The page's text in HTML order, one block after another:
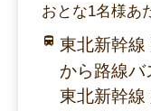
おとな1名様あ
東北新幹線
から路線バ
東北新幹線